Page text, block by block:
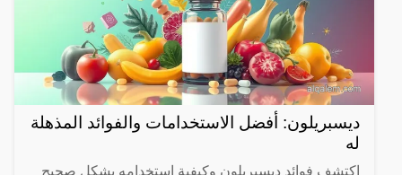
ديسبريلون: أفضل الاستخدامات والفوائد المذهلة
له
اكتشف فوائد ديسبريلون وكيفية استخدامه بشكل صحيح